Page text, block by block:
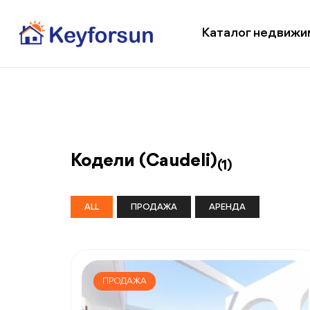
Каталог
Кодели (Caudeli)(1)
ALL ПРОДАЖА АРЕНДА
ПРОДАЖА